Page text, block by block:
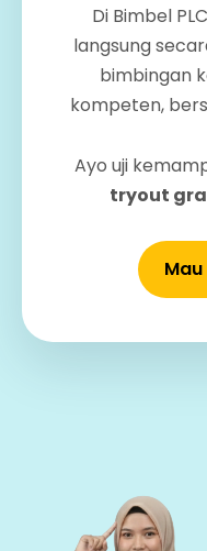
Di Bimbel
langsung
bimbingan
kompeten,
Ayo uji
tryout